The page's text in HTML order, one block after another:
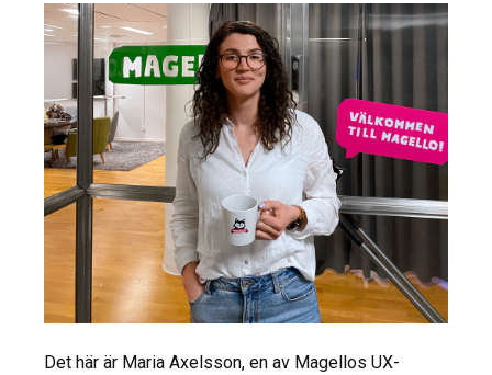
Det här är Maria Axelsson, en av Magellos UX-